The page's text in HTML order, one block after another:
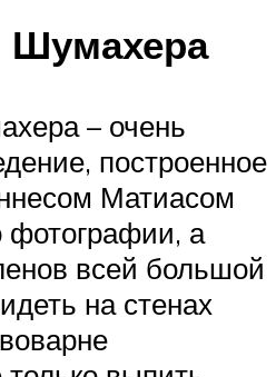
Шумахера
– очень
построенное
Матиасом
а
всей большой
на стенах